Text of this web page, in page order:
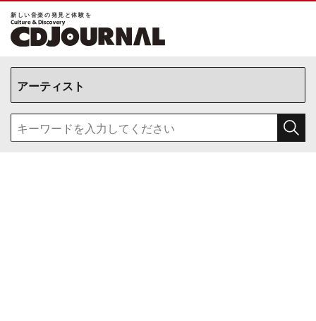
新しい⾳楽の発⾒と体験を